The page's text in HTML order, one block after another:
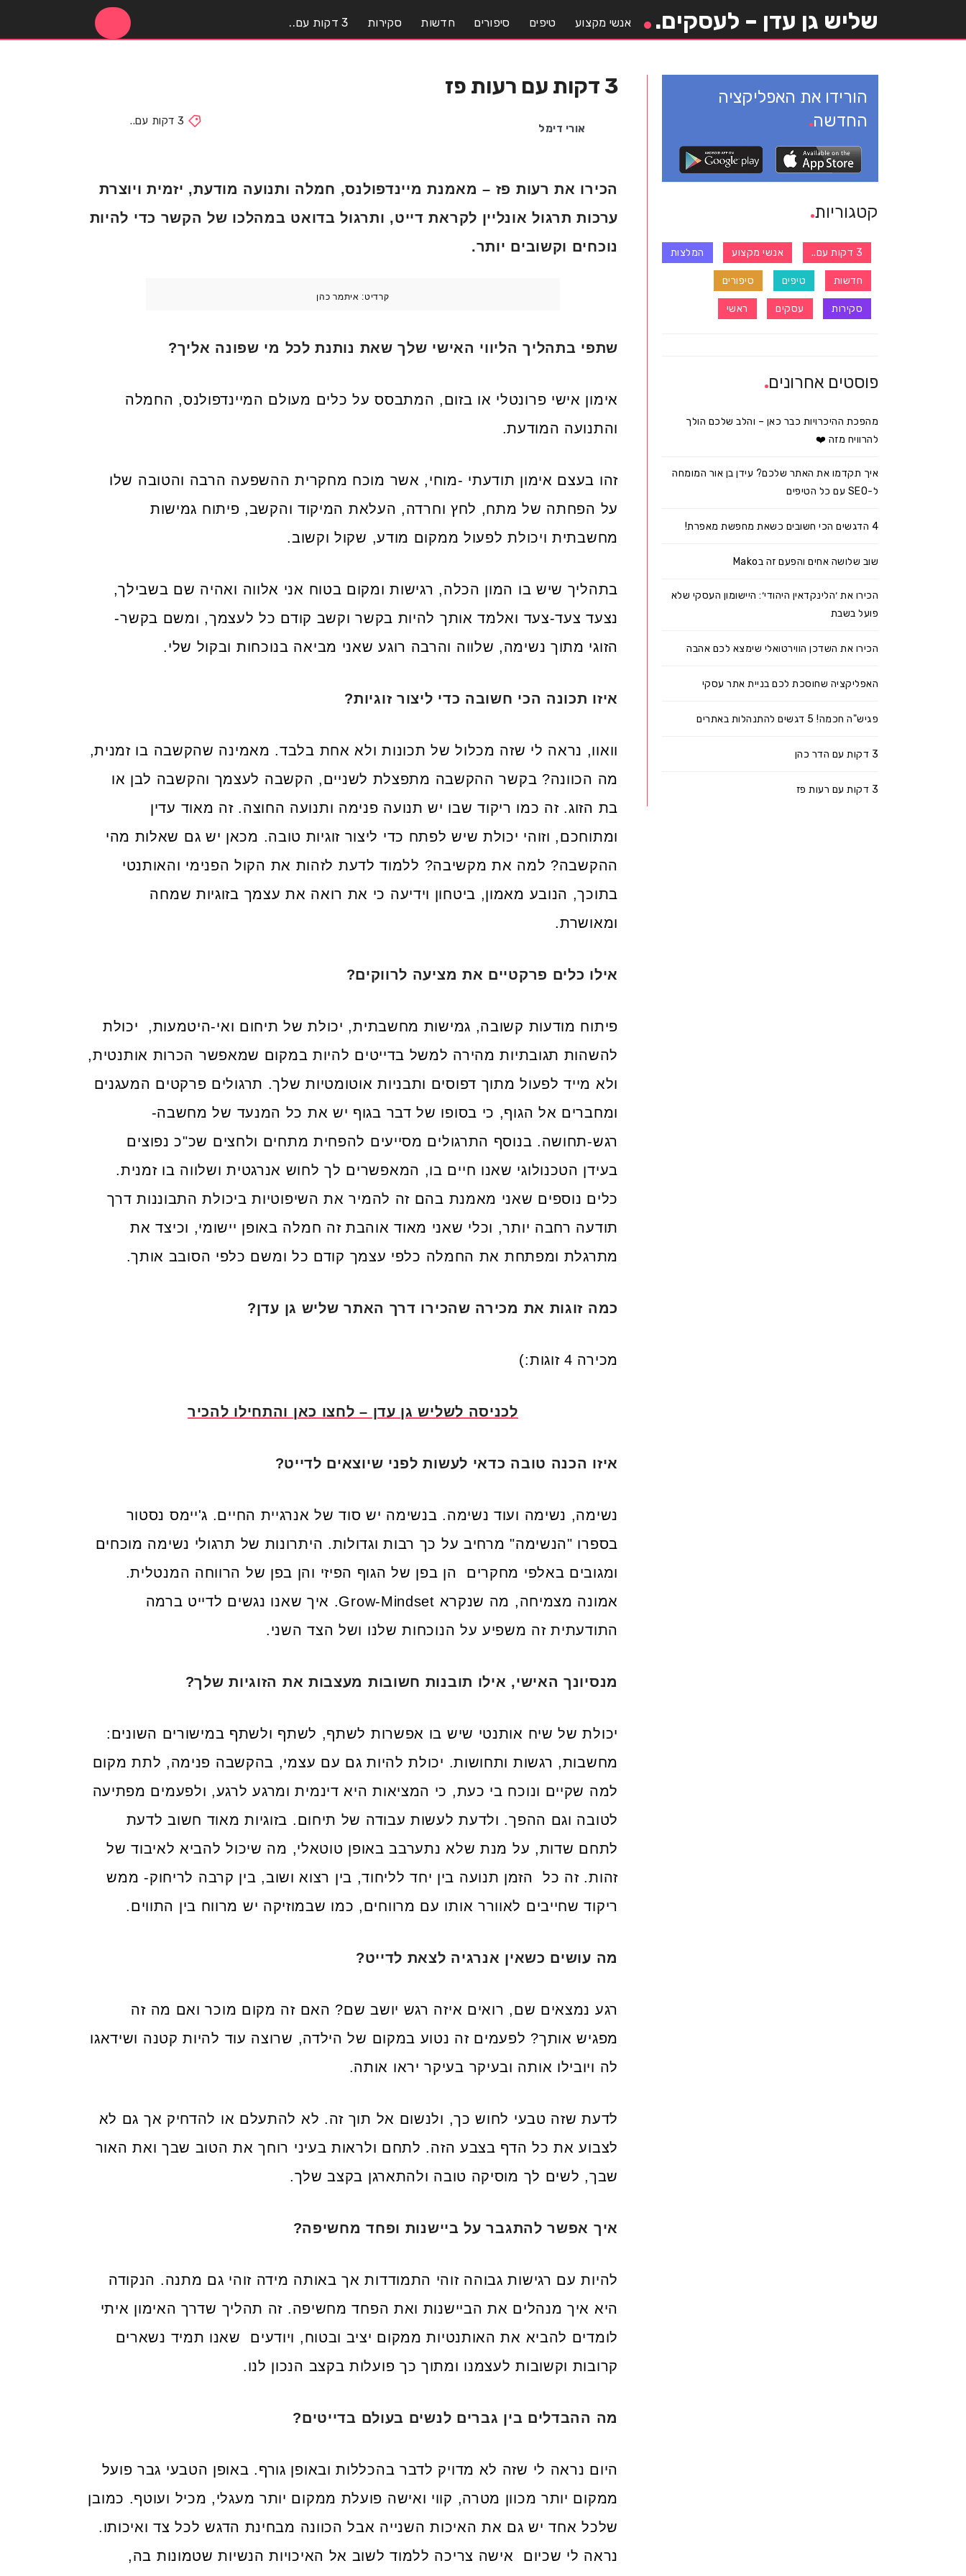
שליש גן עדן – לעסקים. אנשי מקצוע טיפים סיפורים חדשות סקירות 3 דקות עם..
3 דקות עם רעות פז
אורי דימל
הכירו את רעות פז – מאמנת מיינדפולנס, חמלה ותנועה מודעת, יזמית ויוצרת
ערכות תרגול אונליין לקראת דייט, ותרגול בדואט במהלכו של הקשר כדי להיות
נוכחים וקשובים יותר.
קרדיט: איתמר כהן
שתפי בתהליך הליווי האישי שלך שאת נותנת לכל מי שפונה אליך?
אימון אישי פרונטלי או בזום, המתבסס על כלים מעולם המיינדפולנס, החמלה
והתנועה המודעת.
זהו בעצם אימון תודעתי -מוחי, אשר מוכח מחקרית ההשפעה הרבה והטובה שלו
על הפחתה של מתח, לחץ וחרדה, העלאת המיקוד והקשב, פיתוח גמישות
מחשבתית ויכולת לפעול ממקום מודע, שקול וקשוב.
בתהליך שיש בו המון הכלה, רגישות ומקום בטוח אני אלווה ואהיה שם בשבילך,
נצעד צעד-צעד ואלמד אותך להיות בקשר וקשב קודם כל לעצמך, ומשם בקשר-
הזוגי מתוך נשימה, שלווה והרבה רוגע שאני מביאה בנוכחות ובקול שלי.
איזו תכונה הכי חשובה כדי ליצור זוגיות?
וואוו, נראה לי שזה מכלול של תכונות ולא אחת בלבד. מאמינה שהקשבה בו זמנית,
מה הכוונה? בקשר ההקשבה מתפצלת לשניים, הקשבה לעצמך והקשבה לבן או
בת הזוג. זה כמו ריקוד שבו יש תנועה פנימה ותנועה החוצה. זה מאוד עדין
ומתוחכם, וזוהי יכולת שיש לפתח כדי ליצור זוגיות טובה. מכאן יש גם שאלות מהי
ההקשבה? למה את מקשיבה? ללמוד לדעת לזהות את הקול הפנימי והאותנטי
בתוכך, הנובע מאמון, ביטחון וידיעה כי את רואה את עצמך בזוגיות שמחה
ומאושרת.
אילו כלים פרקטיים את מציעה לרווקים?
פיתוח מודעות קשובה, גמישות מחשבתית, יכולת של תיחום ואי-היטמעות, יכולת
להשהות תגובתיות מהירה למשל בדייטים להיות במקום שמאפשר הכרות אותנטית,
ולא מייד לפעול מתוך דפוסים ותבניות אוטומטיות שלך. תרגולים פרקטים המעגנים
ומחברים אל הגוף, כי בסופו של דבר בגוף יש את כל המנעד של מחשבה-
רגש-תחושה. בנוסף התרגולים מסייעים להפחית מתחים ולחצים שכ"כ נפוצים
בעידן הטכנולוגי שאנו חיים בו, המאפשרים לך לחוש אנרגטית ושלווה בו זמנית.
כלים נוספים שאני מאמנת בהם זה להמיר את השיפוטיות ביכולת התבוננות דרך
תודעה רחבה יותר, וכלי שאני מאוד אוהבת זה חמלה באופן יישומי, וכיצד את
מתרגלת ומפתחת את החמלה כלפי עצמך קודם כל ומשם כלפי הסובב אותך.
כמה זוגות את מכירה שהכירו דרך האתר שליש גן עדן?
מכירה 4 זוגות:)
לכניסה לשליש גן עדן – לחצו כאן והתחילו להכיר
איזו הכנה טובה כדאי לעשות לפני שיוצאים לדייט?
נשימה, נשימה ועוד נשימה. בנשימה יש סוד של אנרגיית החיים. ג'יימס נסטור
בספרו "הנשימה" מרחיב על כך רבות וגדולות. היתרונות של תרגולי נשימה מוכחים
ומגובים באלפי מחקרים הן בפן של הגוף הפיזי והן בפן של הרווחה המנטלית.
אמונה מצמיחה, מה שנקרא Grow-Mindset. איך שאנו נגשים לדייט ברמה
התודעתית זה משפיע על הנוכחות שלנו ושל הצד השני.
מנסיונך האישי, אילו תובנות חשובות מעצבות את הזוגיות שלך?
יכולת של שיח אותנטי שיש בו אפשרות לשתף, לשתף ולשתף במישורים השונים:
מחשבות, רגשות ותחושות. יכולת להיות גם עם עצמי, בהקשבה פנימה, לתת מקום
למה שקיים ונוכח בי כעת, כי המציאות היא דינמית ומרגע לרגע, ולפעמים מפתיעה
לטובה וגם ההפך. ולדעת לעשות עבודה של תיחום. בזוגיות מאוד חשוב לדעת
לתחם שדות, על מנת שלא נתערבב באופן טוטאלי, מה שיכול להביא לאיבוד של
זהות. זה כל הזמן תנועה בין יחד לליחוד, בין רצוא ושוב, בין קרבה לריחוק- ממש
ריקוד שחייבים לאוורר אותו עם מרווחים, כמו שבמוזיקה יש מרווח בין התווים.
מה עושים כשאין אנרגיה לצאת לדייט?
רגע נמצאים שם, רואים איזה רגש יושב שם? האם זה מקום מוכר ואם מה זה
מפגיש אותך? לפעמים זה נטוע במקום של הילדה, שרוצה עוד להיות קטנה ושידאגו
לה ויובילו אותה ובעיקר בעיקר יראו אותה.
לדעת שזה טבעי לחוש כך, ולנשום אל תוך זה. לא להתעלם או להדחיק אך גם לא
לצבוע את כל הדף בצבע הזה. לתחם ולראות בעיני רוחך את הטוב שבך ואת האור
שבך, לשים לך מוסיקה טובה ולהתארגן בקצב שלך.
איך אפשר להתגבר על ביישנות ופחד מחשיפה?
להיות עם רגישות גבוהה זוהי התמודדות אך באותה מידה זוהי גם מתנה. הנקודה
היא איך מנהלים את הביישנות ואת הפחד מחשיפה. זה תהליך שדרך האימון איתי
לומדים להביא את האותנטיות ממקום יציב ובטוח, ויודעים שאנו תמיד נשארים
קרובות וקשובות לעצמנו ומתוך כך פועלות בקצב הנכון לנו.
מה ההבדלים בין גברים לנשים בעולם בדייטים?
היום נראה לי שזה לא מדויק לדבר בהכללות ובאופן גורף. באופן הטבעי גבר פועל
ממקום יותר מכוון מטרה, קווי ואישה פועלת ממקום יותר מעגלי, מכיל ועוטף. כמובן
שלכל אחד יש גם את האיכות השנייה אבל הכוונה מבחינת הדגש לכל צד ואיכותו.
נראה לי שכיום אישה צריכה ללמוד לשוב אל האיכויות הנשיות שטמונות בה,
3 דקות עם..
הורידו את האפליקציה
החדשה
קטגוריות
3 דקות עם.. אנשי מקצוע המלצות
חדשות טיפים סיפורים
סקירות עסקים ראשי
פוסטים אחרונים
מהפכת ההיכרויות כבר כאן – והלב שלכם הולך
להרוויח מזה ❤️
איך תקדמו את האתר שלכם? עידן בן אור המומחה
ל-SEO עם כל הטיפים
4 הדגשים הכי חשובים כשאת מחפשת מאפרת!
שוב שלושה אחים והפעם זה בMako
הכירו את ׳הלינקדאין היהודי׳: היישומון העסקי שלא
פועל בשבת
הכירו את השדכן הווירטואלי שימצא לכם אהבה
האפליקציה שחוסכת לכם בניית אתר עסקי
פגיש"ה חכמה! 5 דגשים להתנהלות באתרים
3 דקות עם הדר כהן
3 דקות עם רעות פז